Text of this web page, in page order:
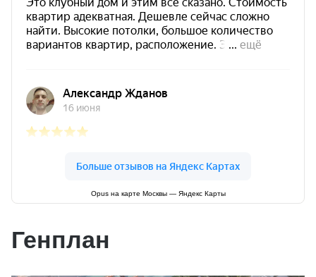
Opus на карте Москвы — Яндекс Карты
Генплан